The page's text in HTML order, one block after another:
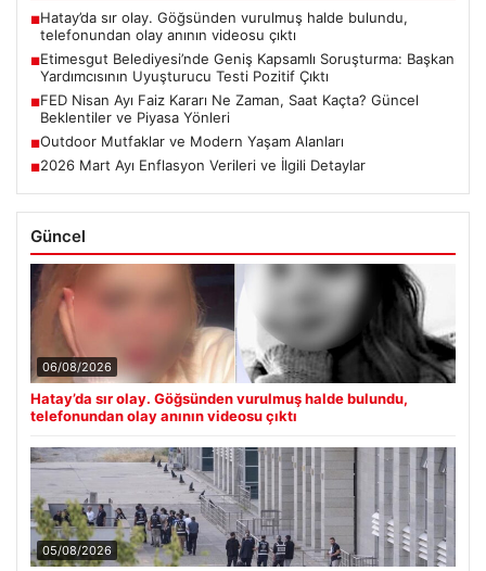
■Hatay’da sır olay. Göğsünden vurulmuş halde bulundu,
telefonundan olay anının videosu çıktı
■Etimesgut Belediyesi’nde Geniş Kapsamlı Soruşturma: Başkan
Yardımcısının Uyuşturucu Testi Pozitif Çıktı
■FED Nisan Ayı Faiz Kararı Ne Zaman, Saat Kaçta? Güncel
Beklentiler ve Piyasa Yönleri
■Outdoor Mutfaklar ve Modern Yaşam Alanları
■2026 Mart Ayı Enflasyon Verileri ve İlgili Detaylar
Güncel
06/08/2026
Hatay’da sır olay. Göğsünden vurulmuş halde bulundu,
telefonundan olay anının videosu çıktı
05/08/2026